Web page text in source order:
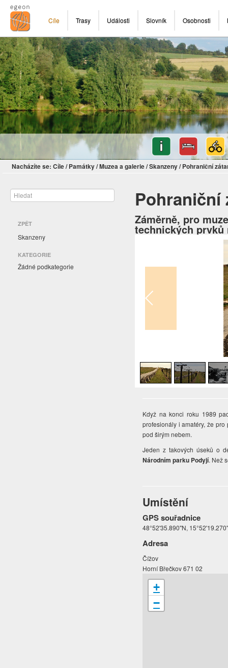
Cíle Trasy Události Slovník Osobnosti
Nacházíte se: Cíle/ Památky/Muzea a galerie/Skanzeny/ Pohraniční
ZPĚT
Skanzeny
KATEGORIE
Žádné podkategorie
Pohraniční
Záměrně, pro
technických prvků
Když na konci roku 1989
profesionály i amatéry, že
pod širým nebem.
Jeden z takových úseků o
Národním parku Podyjí. Než
Umístění
GPS souřadnice
48°52'35.890"N,
Adresa
Čížov
Horní Břečkov 671 02
+
−